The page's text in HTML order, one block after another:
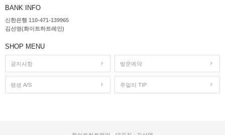
BANK INFO
신한은행 110-471-139965
김선영(화이트하트레인)
SHOP MENU
공지사항 방문예약
평생 A/S 주얼리 TIP